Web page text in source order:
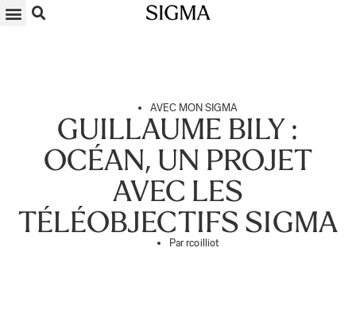
AVEC MON SIGMA
GUILLAUME BILY :
OCÉAN, UN PROJET
AVEC LES
TÉLÉOBJECTIFS SIGMA
Parrcoilliot